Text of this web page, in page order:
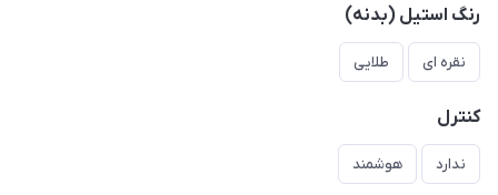
رنگ استیل (بدنه)
نقره ای طلایی
کنترل
ندارد هوشمند